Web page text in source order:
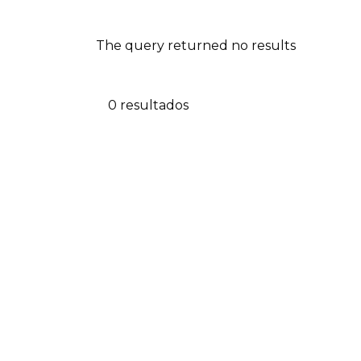
The query returned no results
0 resultados